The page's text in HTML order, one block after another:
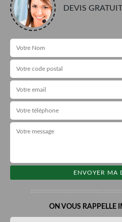
DEVIS GRATUIT
ON VOUS RAPPELLE